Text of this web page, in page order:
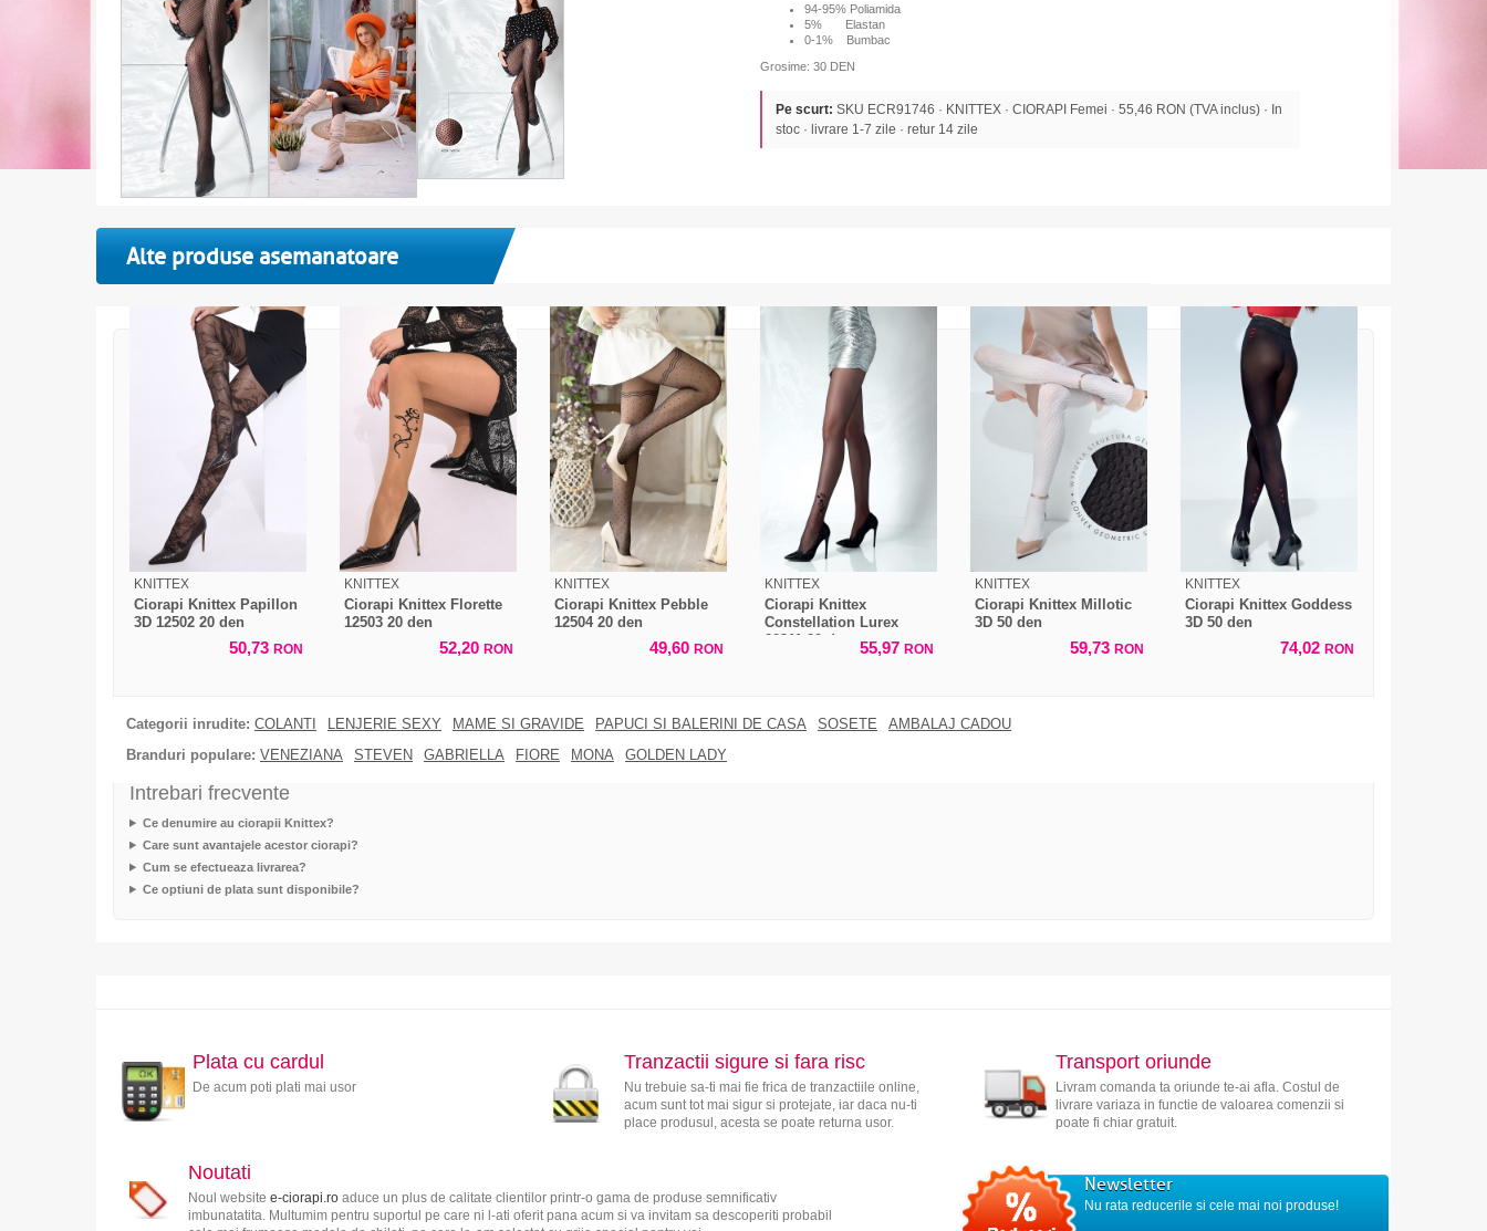
94-95% Poliamida
5% Elastan
0-1% Bumbac
Grosime: 30 DEN
Pe scurt: SKU ECR91746 · KNITTEX · CIORAPI Femei · 55,46 RON (TVA inclus) · In
stoc · livrare 1-7 zile · retur 14 zile
Alte produse asemanatoare
KNITTEX
Ciorapi Knittex Papillon
3D 12502 20 den
50,73 RON
KNITTEX
Ciorapi Knittex Florette
12503 20 den
52,20 RON
KNITTEX
Ciorapi Knittex Pebble
12504 20 den
49,60 RON
KNITTEX
Ciorapi Knittex
Constellation Lurex
22311 20 den
55,97 RON
KNITTEX
Ciorapi Knittex Millotic
3D 50 den
59,73 RON
KNITTEX
Ciorapi Knittex Goddess
3D 50 den
74,02 RON
Categorii inrudite: COLANTI LENJERIE SEXY MAME SI GRAVIDE PAPUCI SI BALERINI DE CASA SOSETE
AMBALAJ CADOU
Branduri populare: VENEZIANA STEVEN GABRIELLA FIORE MONA GOLDEN LADY
Intrebari frecvente
Ce denumire au ciorapii Knittex?
Care sunt avantajele acestor ciorapi?
Cum se efectueaza livrarea?
Ce optiuni de plata sunt disponibile?
Plata cu cardul
De acum poti plati mai usor
Tranzactii sigure si fara risc
Nu trebuie sa-ti mai fie frica de tranzactiile online,
acum sunt tot mai sigur si protejate, iar daca nu-ti
place produsul, acesta se poate returna usor.
Transport oriunde
Livram comanda ta oriunde te-ai afla. Costul de
livrare variaza in functie de valoarea comenzii si
poate fi chiar gratuit.
Noutati
Noul website e-ciorapi.roaduce un plus de calitate clientilor printr-o gama de produse semnificativ
imbunatatita. Multumim pentru suportul pe care ni l-ati oferit pana acum si va invitam sa descoperiti probabil
Newsletter
Nu rata reducerile si cele mai noi produse!